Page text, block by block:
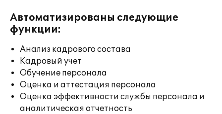
Автоматизированы следующие
функции:
Анализ кадрового состава
Кадровый учет
Обучение персонала
Оценка и аттестация персонала
Оценка эффективности службы персонала и
аналитическая отчетность